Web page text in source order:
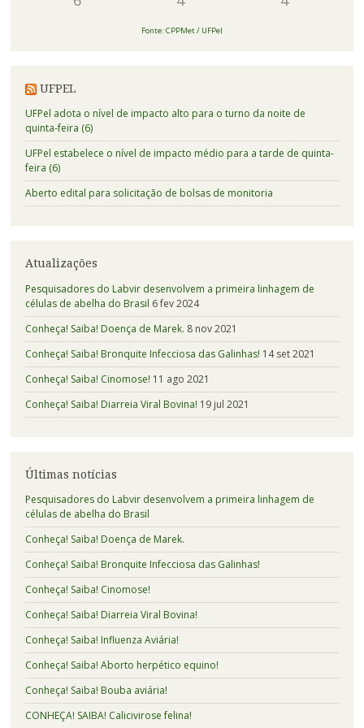
Fonte: CPPMet / UFPel
UFPEL
UFPel adota o nível de impacto alto para o turno da noite de
quinta-feira (6)
UFPel estabelece o nível de impacto médio para a tarde de quinta-
feira (6)
Aberto edital para solicitação de bolsas de monitoria
Atualizações
Pesquisadores do Labvir desenvolvem a primeira linhagem de
células de abelha do Brasil 6 fev 2024
Conheça! Saiba! Doença de Marek. 8 nov 2021
Conheça! Saiba! Bronquite Infecciosa das Galinhas! 14 set 2021
Conheça! Saiba! Cinomose! 11 ago 2021
Conheça! Saiba! Diarreia Viral Bovina! 19 jul 2021
Últimas notícias
Pesquisadores do Labvir desenvolvem a primeira linhagem de
células de abelha do Brasil
Conheça! Saiba! Doença de Marek.
Conheça! Saiba! Bronquite Infecciosa das Galinhas!
Conheça! Saiba! Cinomose!
Conheça! Saiba! Diarreia Viral Bovina!
Conheça! Saiba! Influenza Aviária!
Conheça! Saiba! Aborto herpético equino!
Conheça! Saiba! Bouba aviária!
CONHEÇA! SAIBA! Calicivirose felina!